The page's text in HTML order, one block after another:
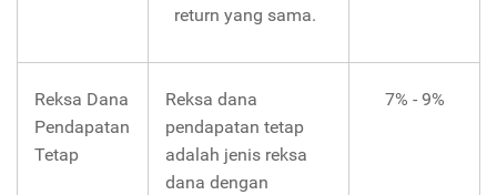
return yang sama.
Reksa Dana
Pendapatan
Tetap
Reksa dana
pendapatan tetap
adalah jenis reksa
dana dengan
7% - 9%